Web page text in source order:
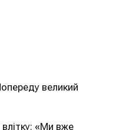
великий
«Ми вже